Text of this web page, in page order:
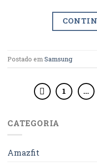
Postado em Samsung
1 …
CATEGORIA
Amazfit